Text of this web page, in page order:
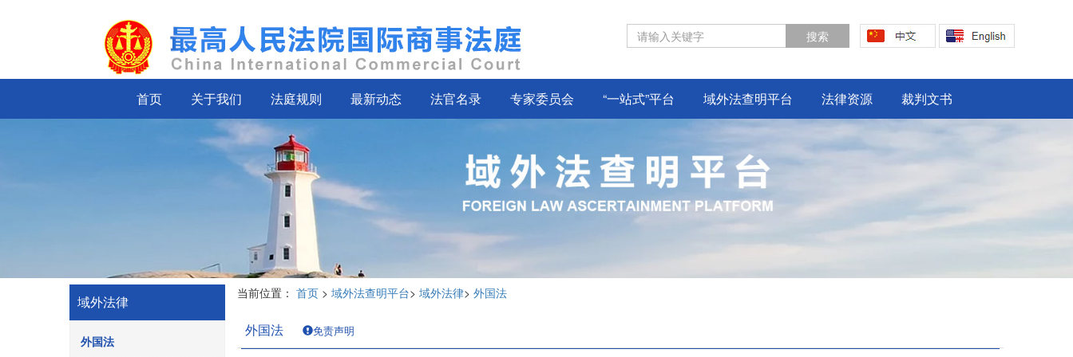
首页 关于我们 法庭规则 最新动态 法官名录 专家委员会 “一站式”平台 域外法查明平台 法律资源 裁判文书
域外法律
外国法
当前位置： 首页 > 域外法查明平台> 域外法律> 外国法
外国法 免责声明